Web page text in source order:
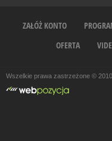
ZAŁÓŻ KONTO
OFERTA
Wszelkie prawa zastrzeżone ©